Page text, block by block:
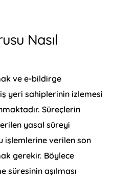
Nasıl
ve e-bildirge
yeri sahiplerinin izlemesi
Süreçlerin
yasal süreyi
işlemlerine verilen son
gerekir. Böylece
süresinin aşılması